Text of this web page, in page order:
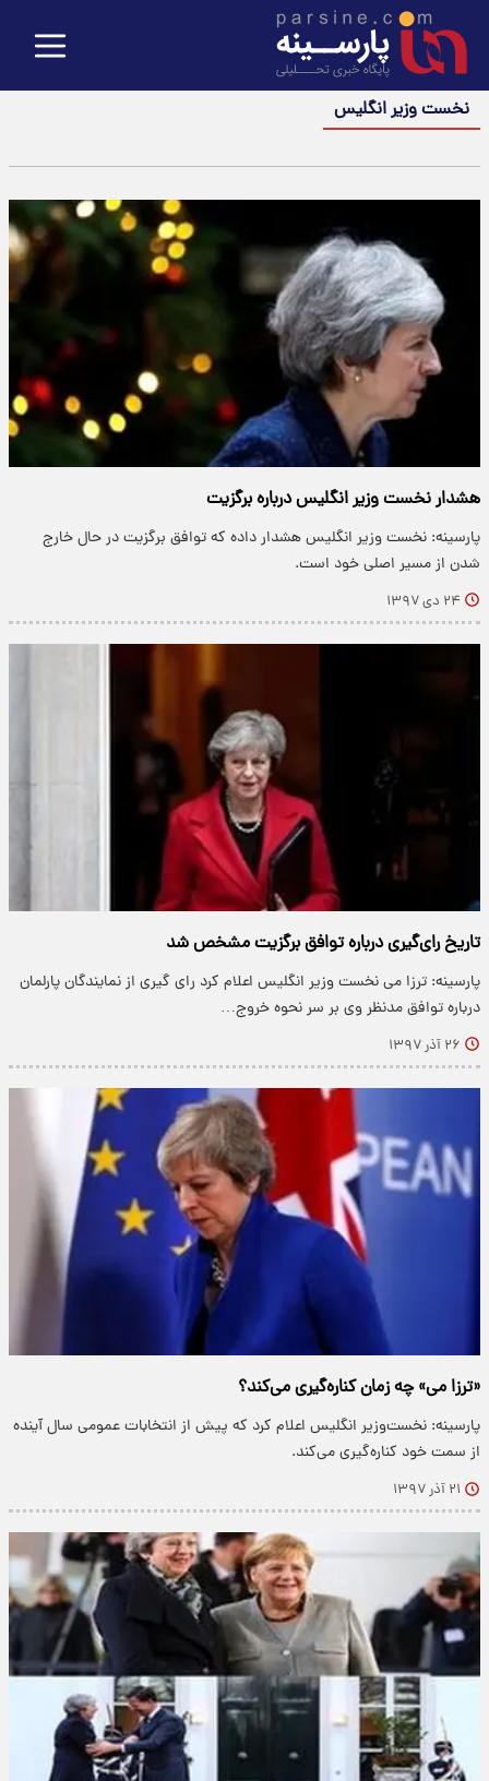
نخست وزیر انگلیس
هشدار نخست وزیر انگلیس درباره برگزیت
پارسینه: نخست وزیر انگلیس هشدار داده که توافق برگزیت در حال خارج
شدن از مسیر اصلی خود است.
۲۴ دی ۱۳۹۷
تاریخ رای‌گیری درباره توافق برگزیت مشخص شد
پارسینه: ترزا می‌ نخست وزیر انگلیس اعلام کرد رای گیری از نمایندگان پارلمان
درباره توافق مدنظر وی بر سر نحوه خروج…
۲۶ آذر ۱۳۹۷
«ترزا می» چه زمان کناره‌گیری می‌کند؟
پارسینه: نخست‌وزیر انگلیس اعلام کرد که پیش از انتخابات عمومی سال آینده
از سمت خود کناره‌گیری می‌کند.
۲۱ آذر ۱۳۹۷